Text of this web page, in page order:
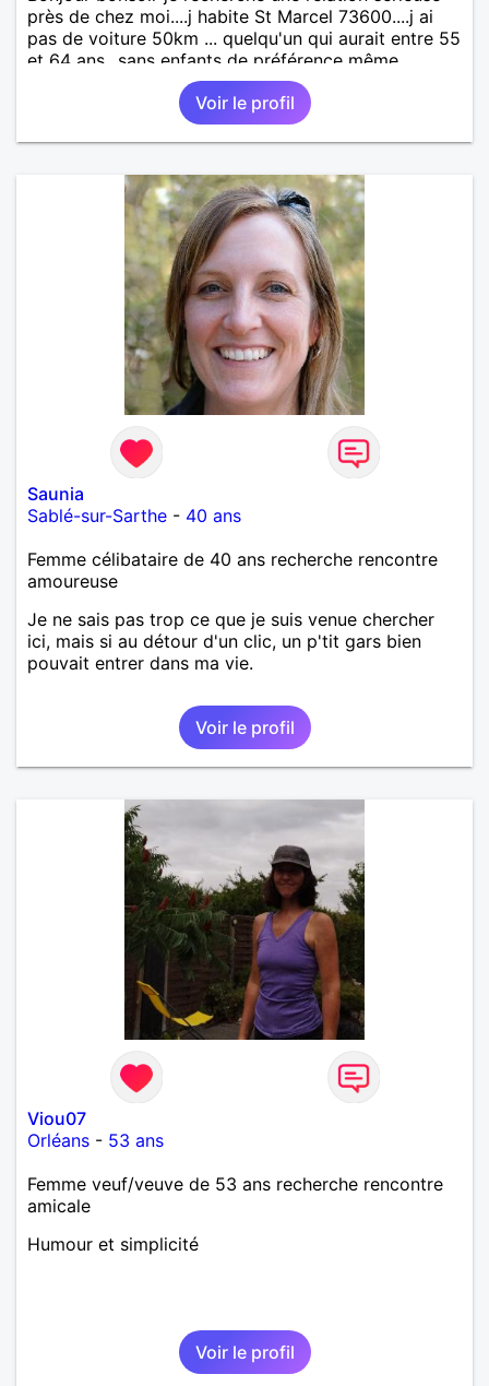
près de chez moi....j habite St Marcel 73600....j ai
pas de voiture 50km ... quelqu'un qui aurait entre 55
et 64 ans...sans enfants de préférence même
adultes et qui n aurait garder aucun contact avec
une où plusieurs ex...si vous correspondez à ma
recherche ecrivez moi je vous répondrai...
Voir le profil
Saunia
Sablé-sur-Sarthe - 40 ans
Femme célibataire de 40 ans recherche rencontre
amoureuse
Je ne sais pas trop ce que je suis venue chercher
ici, mais si au détour d'un clic, un p'tit gars bien
pouvait entrer dans ma vie.
Voir le profil
Viou07
Orléans - 53 ans
Femme veuf/veuve de 53 ans recherche rencontre
amicale
Humour et simplicité
Voir le profil